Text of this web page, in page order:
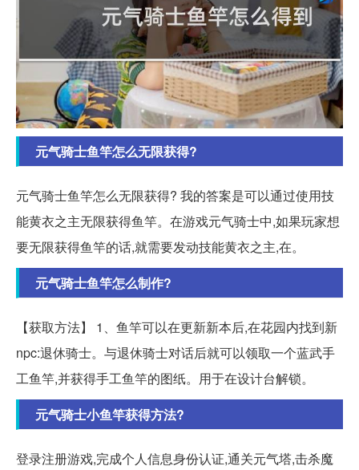
元气骑士鱼竿怎么无限获得?
元气骑士鱼竿怎么无限获得? 我的答案是可以通过使用技
能黄衣之主无限获得鱼竿。在游戏元气骑士中,如果玩家想
要无限获得鱼竿的话,就需要发动技能黄衣之主,在。
元气骑士鱼竿怎么制作?
【获取方法】 1、鱼竿可以在更新新本后,在花园内找到新
npc:退休骑士。与退休骑士对话后就可以领取一个蓝武手
工鱼竿,并获得手工鱼竿的图纸。用于在设计台解锁。
元气骑士小鱼竿获得方法?
登录注册游戏,完成个人信息身份认证,通关元气塔,击杀魔